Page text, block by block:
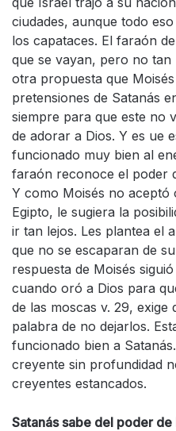
ciudades, aunque todo
los capataces. El faraón
que se vayan, pero no tan
otra propuesta que
pretensiones de Satanás
siempre para que este no
de adorar a Dios. Y es ue
funcionado muy bien al
faraón reconoce el poder
Y como Moisés no
Egipto, le sugiera la
ir tan lejos. Les plantea el
que no se escaparan de
respuesta de Moisés
cuando oró a Dios para
de las moscas v. 29,
palabra de no dejarlos.
funcionado bien a
creyente sin profundidad
creyentes estancados.
Satanás sabe del poder